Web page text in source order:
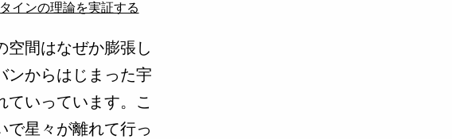
インの理論を実証する
空間はなぜか膨張し
ンからはじまった宇
いっています。こ
で星々が離れて行っ